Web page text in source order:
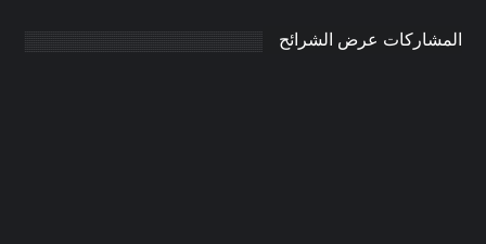
المشاركات عرض الشرائح